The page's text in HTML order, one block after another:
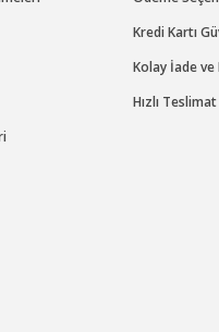
Kredi Kartı
Kolay İade ve
Hızlı